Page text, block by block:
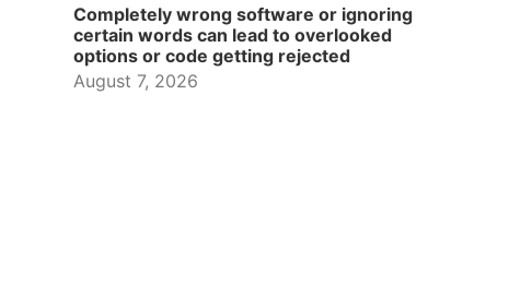
Completely wrong software or ignoring
certain words can lead to overlooked
options or code getting rejected
August 7, 2026